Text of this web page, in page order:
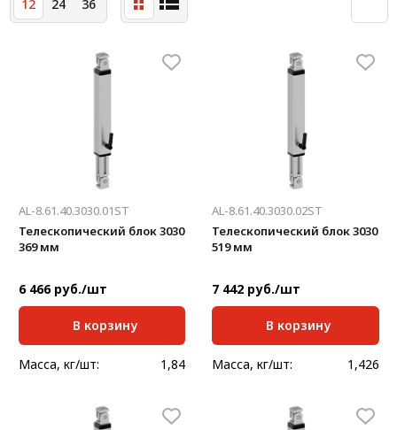
Система V-паза NEW!
Алюминиевые промышленные ограждения
Профиль строительного назначения
Радиаторный алюминиевый профиль NEW!
Лист алюминиевый
Конструкции из профиля
Услуги дополнительной обработки профиля
12 24 36
AL-8.61.40.3030.01ST
Телескопический блок 3030
369 мм
6 466 руб./шт
В корзину
Масса, кг/шт: 1,84
AL-8.61.40.3030.02ST
Телескопический блок 3030
519 мм
7 442 руб./шт
В корзину
Масса, кг/шт: 1,426